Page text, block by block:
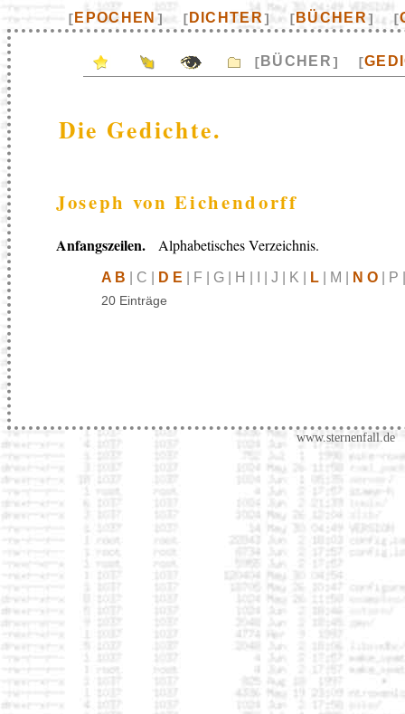
[ EPOCHEN ] [ DICHTER] [ BÜCHER] [
[ BÜCHER] [
Die Gedichte.
Joseph von Eichendorff
Anfangszeilen. Alphabetisches Verzeichnis.
A B | C | D E | F | G | H | I | J | K | L | M | N O | P
20 Einträge
www.sternenfall.de